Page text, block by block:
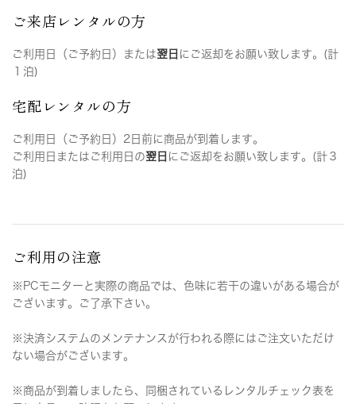
ご来店レンタルの方
ご利用日（ご予約日）または翌日 にご返却をお願い致します。(計
１泊)
宅配レンタルの方
ご利用日（ご予約日）2日前に商品が到着します。
ご利用日またはご利用日の翌日 にご返却をお願い致します。(計３
泊)
ご利用の注意
※PCモニターと実際の商品では、色味に若干の違いがある場合が
ございます。ご了承下さい。
※決済システムのメンテナンスが行われる際にはご注文いただけ
ない場合がございます。
※商品が到着しましたら、同梱されているレンタルチェック表を